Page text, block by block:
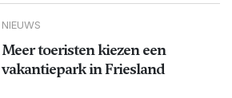
NIEUWS
Meer toeristen kiezen een
vakantiepark in Friesland